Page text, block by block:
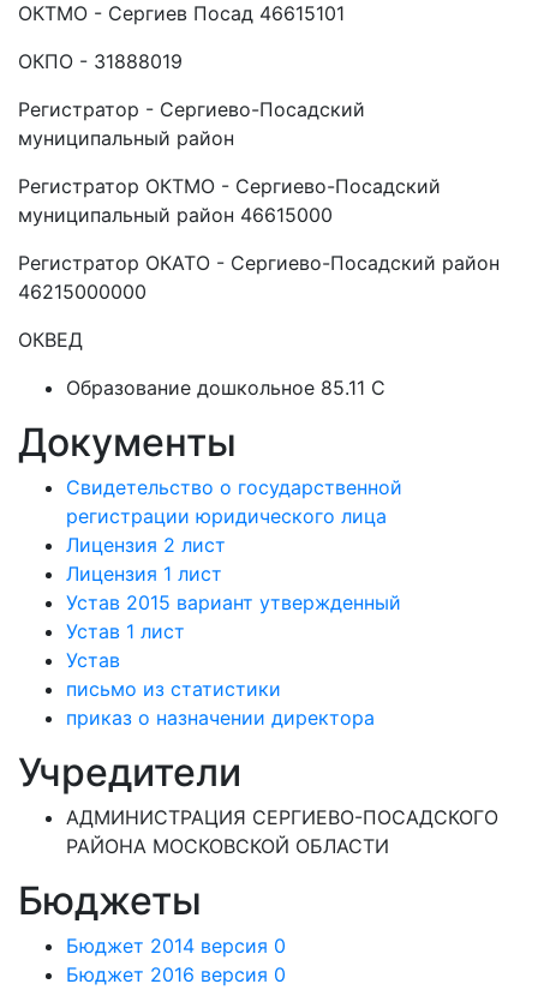
ОКТМО - Сергиев Посад 46615101
ОКПО - 31888019
Регистратор - Сергиево-Посадский
муниципальный район
Регистратор ОКТМО - Сергиево-Посадский
муниципальный район 46615000
Регистратор ОКАТО - Сергиево-Посадский район
46215000000
ОКВЕД
Образование дошкольное 85.11 C
Документы
Свидетельство о государственной
регистрации юридического лица
Лицензия 2 лист
Лицензия 1 лист
Устав 2015 вариант утвержденный
Устав 1 лист
Устав
письмо из статистики
приказ о назначении директора
Учредители
АДМИНИСТРАЦИЯ СЕРГИЕВО-ПОСАДСКОГО
РАЙОНА МОСКОВСКОЙ ОБЛАСТИ
Бюджеты
Бюджет 2014 версия 0
Бюджет 2016 версия 0